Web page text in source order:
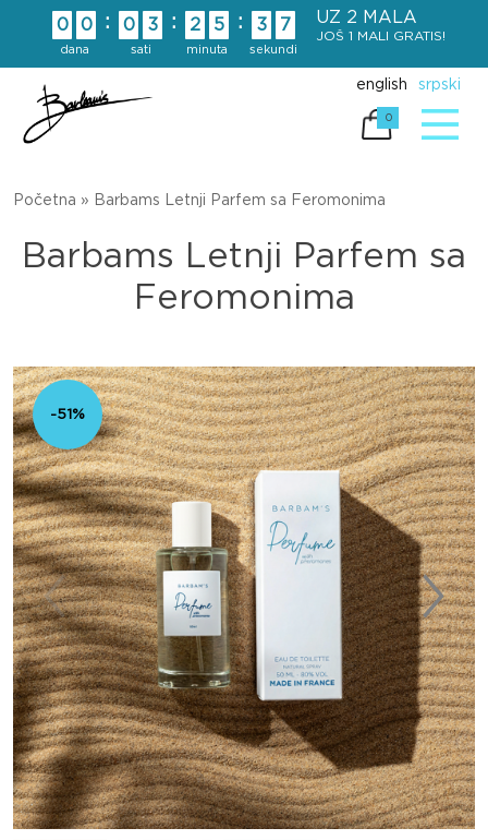
content
0 0
dana
: 0 3
sati
: 2 5
minuta
: 3 6
sekundi
UZ 2 MALA
JOŠ 1 MALI GRATIS!
0
english srpski
Početna » Barbams Letnji Parfem sa Feromonima
Barbams Letnji Parfem sa
Feromonima
-51%